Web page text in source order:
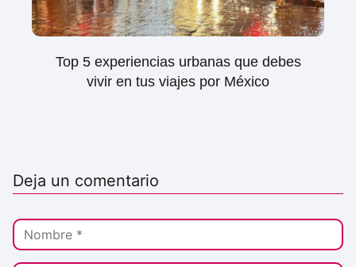
Top 5 experiencias urbanas que debes
vivir en tus viajes por México
Deja un comentario